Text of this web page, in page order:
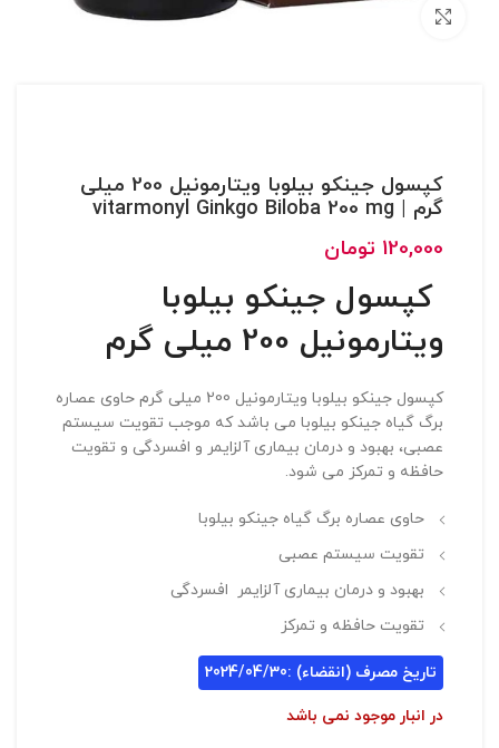
کپسول جینکو بیلوبا ویتارمونیل 200 میلی
گرم | vitarmonyl Ginkgo Biloba 200 mg
120,000 تومان
کپسول جینکو بیلوبا
ویتارمونیل 200 میلی گرم
کپسول جینکو بیلوبا ویتارمونیل 200 میلی گرم حاوی عصاره
برگ گیاه جینکو بیلوبا می باشد که موجب تقویت سیستم
عصبی، بهبود و درمان بیماری آلزایمر و افسردگی و تقویت
حافظه و تمرکز می شود.
حاوی عصاره برگ گیاه جینکو بیلوبا
تقویت سیستم عصبی
بهبود و درمان بیماری آلزایمر افسردگی
تقویت حافظه و تمرکز
تاریخ مصرف (انقضاء) :2024/04/30
در انبار موجود نمی باشد